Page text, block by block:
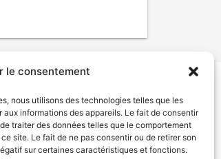
le consentement
nous utilisons des technologies telles que les
informations des appareils. Le fait de consentir
traiter des données telles que le comportement
site. Le fait de ne pas consentir ou de retirer son
sur certaines caractéristiques et fonctions.
Politique de confidentialité